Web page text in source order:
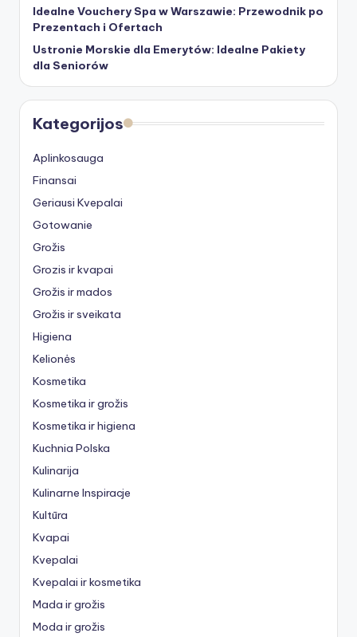
Idealne Vouchery Spa w Warszawie: Przewodnik po
Prezentach i Ofertach
Ustronie Morskie dla Emerytów: Idealne Pakiety
dla Seniorów
Kategorijos
Aplinkosauga
Finansai
Geriausi Kvepalai
Gotowanie
Grožis
Grozis ir kvapai
Grožis ir mados
Grožis ir sveikata
Higiena
Kelionės
Kosmetika
Kosmetika ir grožis
Kosmetika ir higiena
Kuchnia Polska
Kulinarija
Kulinarne Inspiracje
Kultūra
Kvapai
Kvepalai
Kvepalai ir kosmetika
Mada ir grožis
Moda ir grožis